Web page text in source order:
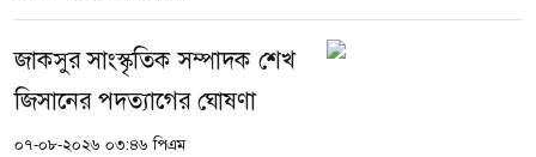
জাকসুর সাংস্কৃতিক সম্পাদক শেখ
জিসানের পদত্যাগের ঘোষণা
০৭-০৮-২০২৬ ০৩:৪৬ পিএম